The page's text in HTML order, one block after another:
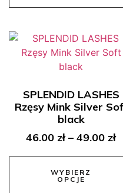
SPLENDID LASHES
Rzęsy Mink Silver
black
46.00 zł – 49.00 zł
WYBIERZ
OPCJE